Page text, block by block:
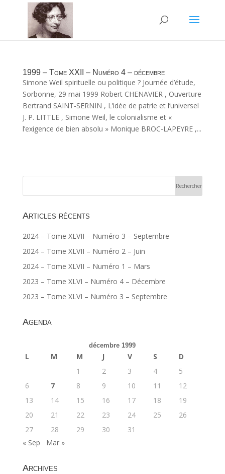
1999 – Tome XXII – Numéro 4 – décembre
Simone Weil spirituelle ou politique ? Journée d’étude,
Sorbonne, 29 mai 1999 Robert CHENAVIER , Ouverture
Bertrand SAINT-SERNIN , L’idée de patrie et l’universel
J. P. LITTLE , Simone Weil, le colonialisme et «
l’exigence de bien absolu » Monique BROC-LAPEYRE ,...
Articles récents
2024 – Tome XLVII – Numéro 3 – Septembre
2024 – Tome XLVII – Numéro 2 – Juin
2024 – Tome XLVII – Numéro 1 – Mars
2023 – Tome XLVI – Numéro 4 – Décembre
2023 – Tome XLVI – Numéro 3 – Septembre
Agenda
décembre 1999
L M M J V S
D
1
2 3 4
5
6
7 8 9 10 11
12
13
14 15 16 17 18
19
20
21 22 23 24 25
26
27
28 29 30
31
« Sep
Mar »
Archives